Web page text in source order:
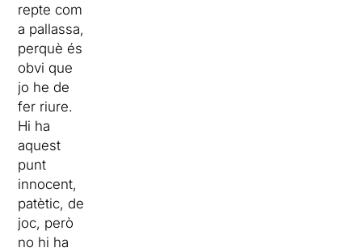
repte com
a pallassa,
perquè és
obvi que
jo he de
fer riure.
Hi ha
aquest
punt
innocent,
patètic, de
joc, però
no hi ha